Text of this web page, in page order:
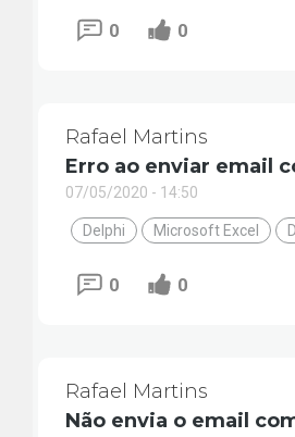
0 0
Rafael Martins
Erro ao enviar email
07/05/2020 - 14:50
Delphi Microsoft Excel
0 0
Rafael Martins
Não envia o email